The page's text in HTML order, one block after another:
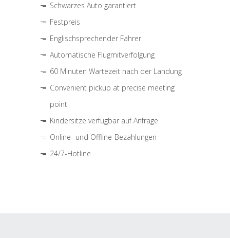
Schwarzes Auto garantiert
Festpreis
Englischsprechender Fahrer
Automatische Flugmitverfolgung
60 Minuten Wartezeit nach der Landung
Convenient pickup at precise meeting
point
Kindersitze verfügbar auf Anfrage
Online- und Offline-Bezahlungen
24/7-Hotline